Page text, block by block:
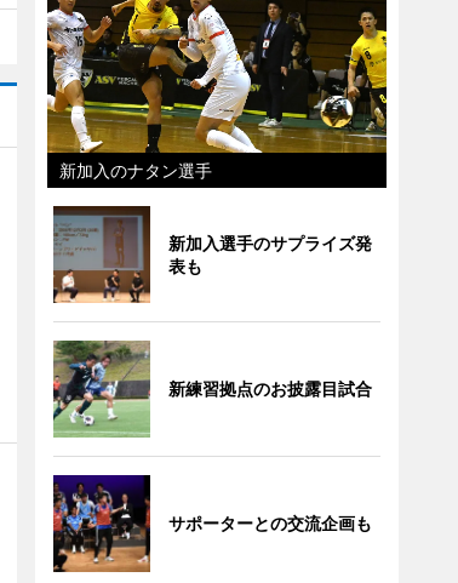
新加入のナタン選手
新加入選手のサプライズ発
表も
新練習拠点のお披露目試合
サポーターとの交流企画も